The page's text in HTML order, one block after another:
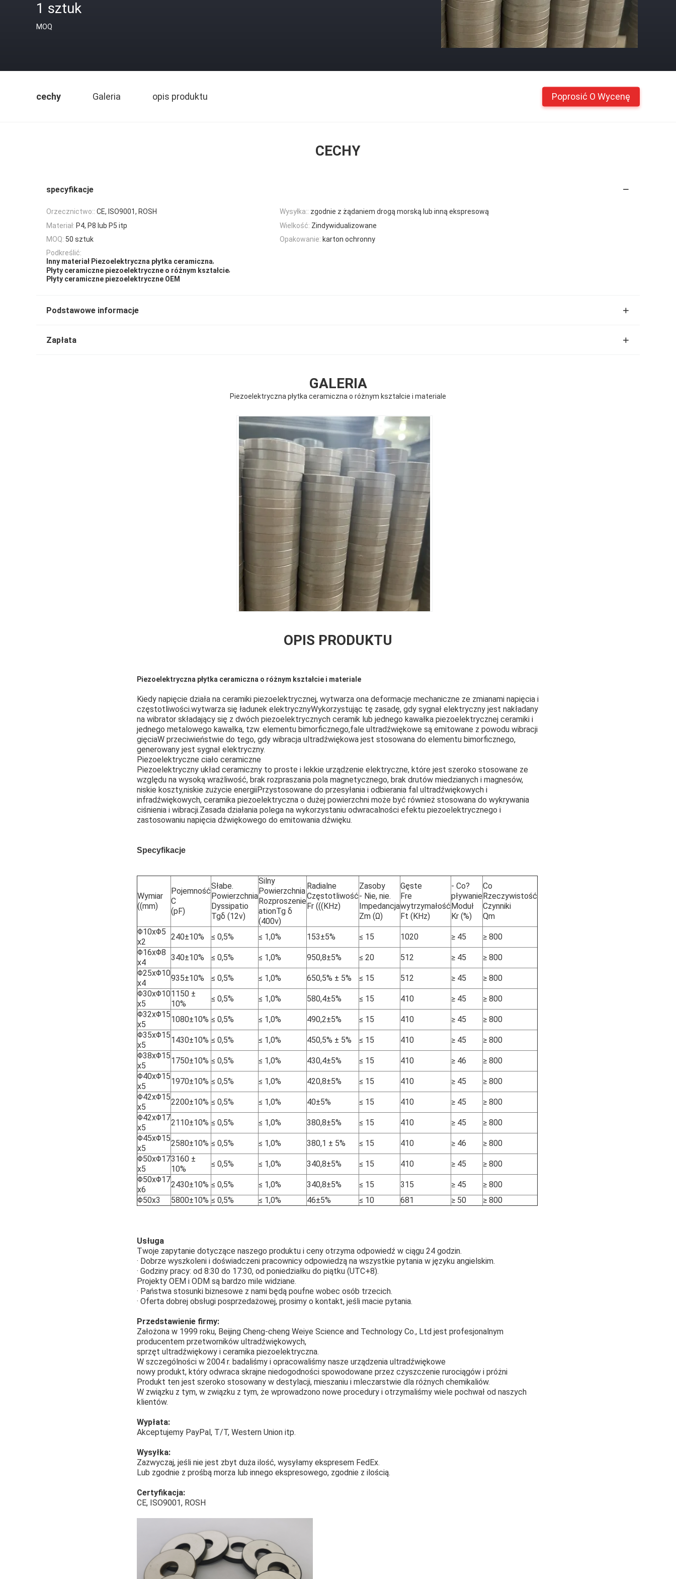
1 sztuk
MOQ
cechy Galeria opis produktu Poprosić O Wycenę
CECHY
specyfikacje
Orzecznictwo:: CE, ISO9001, ROSH Wysyłka:: zgodnie z żądaniem drogą morską lub inną ekspresową
Materiał: P4, P8 lub P5 itp Wielkość: Zindywidualizowane
MOQ: 50 sztuk Opakowanie: karton ochronny
Podkreślić:
Inny materiał Piezoelektryczna płytka ceramiczna,
Płyty ceramiczne piezoelektryczne o różnym kształcie,
Płyty ceramiczne piezoelektryczne OEM
Podstawowe informacje
Zapłata
GALERIA
Piezoelektryczna płytka ceramiczna o różnym kształcie i materiale
OPIS PRODUKTU
Piezoelektryczna płytka ceramiczna o różnym kształcie i materiale
Kiedy napięcie działa na ceramiki piezoelektrycznej, wytwarza ona deformacje mechaniczne ze zmianami napięcia i
częstotliwości.wytwarza się ładunek elektrycznyWykorzystując tę zasadę, gdy sygnał elektryczny jest nakładany
na wibrator składający się z dwóch piezoelektrycznych ceramik lub jednego kawałka piezoelektrycznej ceramiki i
jednego metalowego kawałka, tzw. elementu bimorficznego,fale ultradźwiękowe są emitowane z powodu wibracji
gięciaW przeciwieństwie do tego, gdy wibracja ultradźwiękowa jest stosowana do elementu bimorficznego,
generowany jest sygnał elektryczny.
Piezoelektryczne ciało ceramiczne
Piezoelektryczny układ ceramiczny to proste i lekkie urządzenie elektryczne, które jest szeroko stosowane ze
względu na wysoką wrażliwość, brak rozpraszania pola magnetycznego, brak drutów miedzianych i magnesów,
niskie koszty,niskie zużycie energiiPrzystosowane do przesyłania i odbierania fal ultradźwiękowych i
infradźwiękowych, ceramika piezoelektryczna o dużej powierzchni może być również stosowana do wykrywania
ciśnienia i wibracji.Zasada działania polega na wykorzystaniu odwracalności efektu piezoelektrycznego i
zastosowaniu napięcia dźwiękowego do emitowania dźwięku.
Specyfikacje
Wymiar
((mm)
Pojemność
C
(pF)
Słabe.
Powierzchnia
Dyssipatio
Tgδ (12v)
Silny
Powierzchnia
Rozproszenie
ationTg δ
(400v)
Radialne
Częstotliwość
Fr (((KHz)
Zasoby
- Nie, nie.
Impedancja
Zm (Ω)
Gęste
Fre
wytrzymałość
Ft (KHz)
- Co?
pływanie
Moduł
Kr (%)
Co
Rzeczywistość
Czynniki
Qm
Φ10xΦ5
x2
240±10% ≤ 0,5% ≤ 1,0% 153±5% ≤ 15 1020 ≥ 45
≥ 800
Φ16xΦ8
x4
340±10% ≤ 0,5% ≤ 1,0% 950,8±5% ≤ 20 512 ≥ 45
≥ 800
Φ25xΦ10
x4
935±10% ≤ 0,5% ≤ 1,0% 650,5% ± 5% ≤ 15 512 ≥ 45
≥ 800
Φ30xΦ10
x5
1150 ±
10%
≤ 0,5% ≤ 1,0% 580,4±5% ≤ 15 410 ≥ 45
≥ 800
Φ32xΦ15
x5
1080±10% ≤ 0,5% ≤ 1,0% 490,2±5% ≤ 15 410 ≥ 45
≥ 800
Φ35xΦ15
x5
1430±10% ≤ 0,5% ≤ 1,0% 450,5% ± 5% ≤ 15 410 ≥ 45
≥ 800
Φ38xΦ15
x5
1750±10% ≤ 0,5% ≤ 1,0% 430,4±5% ≤ 15 410 ≥ 46
≥ 800
Φ40xΦ15
x5
1970±10% ≤ 0,5% ≤ 1,0% 420,8±5% ≤ 15 410 ≥ 45
≥ 800
Φ42xΦ15
x5
2200±10% ≤ 0,5% ≤ 1,0% 40±5% ≤ 15 410 ≥ 45
≥ 800
Φ42xΦ17
x5
2110±10% ≤ 0,5% ≤ 1,0% 380,8±5% ≤ 15 410 ≥ 45
≥ 800
Φ45xΦ15
x5
2580±10% ≤ 0,5% ≤ 1,0% 380,1 ± 5% ≤ 15 410 ≥ 46
≥ 800
Φ50xΦ17
x5
3160 ±
10%
≤ 0,5% ≤ 1,0% 340,8±5% ≤ 15 410 ≥ 45
≥ 800
Φ50xΦ17
x6
2430±10% ≤ 0,5% ≤ 1,0% 340,8±5% ≤ 15 315 ≥ 45
≥ 800
Φ50x3
5800±10% ≤ 0,5% ≤ 1,0% 46±5% ≤ 10 681 ≥ 50 ≥ 800
Usługa
Twoje zapytanie dotyczące naszego produktu i ceny otrzyma odpowiedź w ciągu 24 godzin.
· Dobrze wyszkoleni i doświadczeni pracownicy odpowiedzą na wszystkie pytania w języku angielskim.
· Godziny pracy: od 8:30 do 17:30, od poniedziałku do piątku (UTC+8).
Projekty OEM i ODM są bardzo mile widziane.
· Państwa stosunki biznesowe z nami będą poufne wobec osób trzecich.
· Oferta dobrej obsługi posprzedażowej, prosimy o kontakt, jeśli macie pytania.
Przedstawienie firmy:
Założona w 1999 roku, Beijing Cheng-cheng Weiye Science and Technology Co., Ltd jest profesjonalnym
producentem przetworników ultradźwiękowych,
sprzęt ultradźwiękowy i ceramika piezoelektryczna.
W szczególności w 2004 r. badaliśmy i opracowaliśmy nasze urządzenia ultradźwiękowe
nowy produkt, który odwraca skrajne niedogodności spowodowane przez czyszczenie rurociągów i próżni
Produkt ten jest szeroko stosowany w destylacji, mieszaniu i mleczarstwie dla różnych chemikaliów.
W związku z tym, w związku z tym, że wprowadzono nowe procedury i otrzymaliśmy wiele pochwał od naszych
klientów.
Wypłata:
Akceptujemy PayPal, T/T, Western Union itp.
Wysyłka:
Zazwyczaj, jeśli nie jest zbyt duża ilość, wysyłamy ekspresem FedEx.
Lub zgodnie z prośbą morza lub innego ekspresowego, zgodnie z ilością.
Certyfikacja:
CE, ISO9001, ROSH